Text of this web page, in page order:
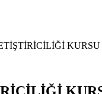
KURSU